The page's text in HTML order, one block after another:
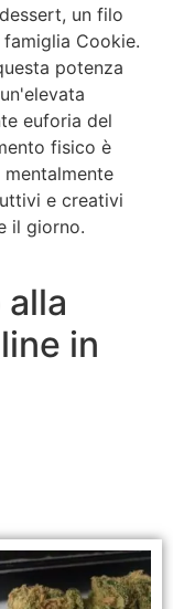
un filo
Cookie.
potenza
euforia del
fisico è
e creativi
il giorno.
in